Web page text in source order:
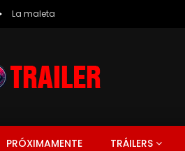
La maleta
PRÓXIMAMENTE TRÁILERS